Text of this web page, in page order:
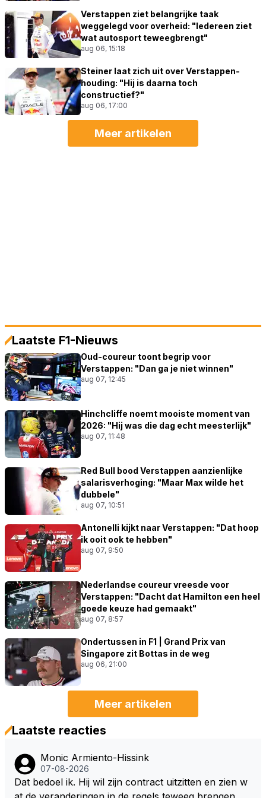
Verstappen ziet belangrijke taak
weggelegd voor overheid: "Iedereen ziet
wat autosport teweegbrengt"
aug 06, 15:18
Steiner laat zich uit over Verstappen-
houding: "Hij is daarna toch
constructief?"
aug 06, 17:00
Meer artikelen
Laatste F1-Nieuws
Oud-coureur toont begrip voor
Verstappen: "Dan ga je niet winnen"
aug 07, 12:45
Hinchcliffe noemt mooiste moment van
2026: "Hij was die dag echt meesterlijk"
aug 07, 11:48
Red Bull bood Verstappen aanzienlijke
salarisverhoging: "Maar Max wilde het
dubbele"
aug 07, 10:51
Antonelli kijkt naar Verstappen: "Dat hoop
ik ooit ook te hebben"
aug 07, 9:50
Nederlandse coureur vreesde voor
Verstappen: "Dacht dat Hamilton een heel
goede keuze had gemaakt"
aug 07, 8:57
Ondertussen in F1 | Grand Prix van
Singapore zit Bottas in de weg
aug 06, 21:00
Meer artikelen
Laatste reacties
Monic Armiento-Hissink
07-08-2026
Dat bedoel ik. Hij wil zijn contract uitzitten en zien w